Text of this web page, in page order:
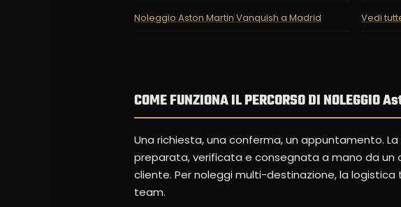
Noleggio Aston Martin Vanquish a Madrid Vedi
COME FUNZIONA IL PERCORSO DI
Una richiesta, una conferma, un appuntamento.
preparata, verificata e consegnata a mano da un
cliente. Per noleggi multi-destinazione, la
team.